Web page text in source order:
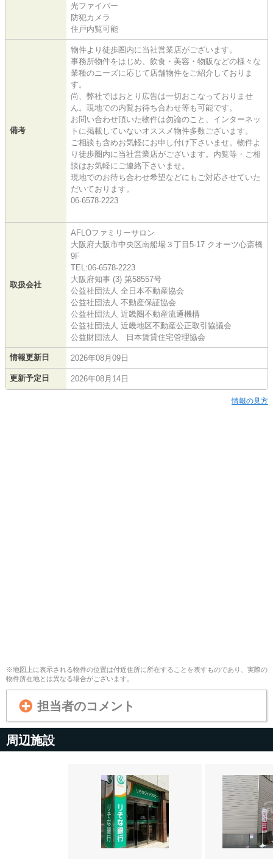
光ファイバー
防犯カメラ
住戸内覧可能
備考
物件より徒歩圏内に当社営業店がございます。
事務所物件をはじめ、飲食・美容・物販などの様々な
業種のニーズに応じて店舗物件をご紹介しておりま
す。
尚、弊社ではおとり広告は一切おこなっておりませ
ん。現地での内覧お待ち合わせ等も可能です。
お問い合わせ頂いた物件は勿論のこと、インターネッ
トに掲載していないオススメ物件多数ございます。
ご相談も含めお気軽にお申し付け下さいませ。物件よ
り徒歩圏内に当社営業店がございます。内覧等・ご相
談はお気軽にご連絡下さいませ。
現地でのお待ち合わせ希望などにもご対応させていた
だいております。
06-6578-2223
取扱会社
AFLOファミリーサロン
大阪府大阪市中央区南船場３丁目5-17 クオーツ心斎橋
9F
TEL:06-6578-2223
大阪府知事 (3) 第58557号
公益社団法人 全日本不動産協会
公益社団法人 不動産保証協会
公益社団法人 近畿圏不動産流通機構
公益社団法人 近畿地区不動産公正取引協議会
公益財団法人 日本賃貸住宅管理協会
情報更新日 2026年08月09日
更新予定日 2026年08月14日
情報の見方
※地図上に表示される物件の位置は付近住所に所在することを表すものであり、実際の
物件所在地とは異なる場合がございます。
担当者のコメント
周辺施設